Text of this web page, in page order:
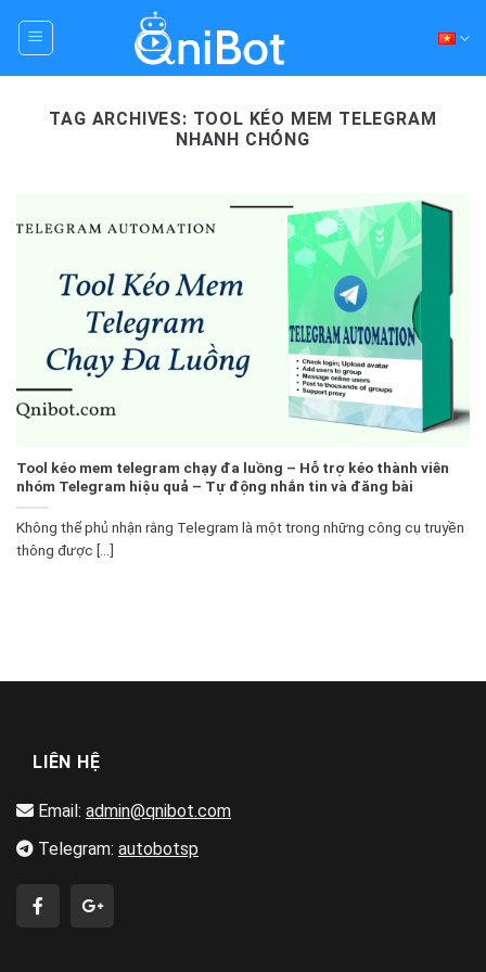
TAG ARCHIVES: TOOL KÉO MEM TELEGRAM
NHANH CHÓNG
Tool kéo mem telegram chạy đa luồng – Hỗ trợ kéo thành viên
nhóm Telegram hiệu quả – Tự động nhắn tin và đăng bài
Không thể phủ nhận rằng Telegram là một trong những công cụ truyền
thông được [...]
LIÊN HỆ
Email: admin@qnibot.com
Telegram: autobotsp